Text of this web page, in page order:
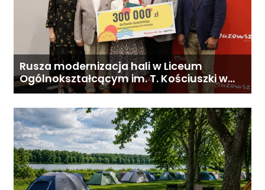
Rusza modernizacja hali w Liceum
Ogólnokształcącym im. T. Kościuszki w
Gostyninie